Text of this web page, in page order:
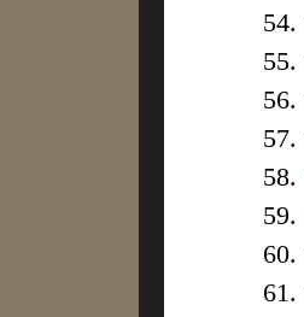
54.
55.
56.
57.
58.
59.
60.
61.